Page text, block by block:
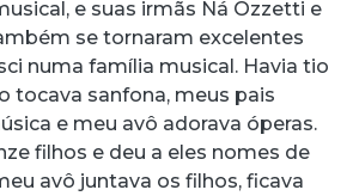
e suas irmãs Ná Ozzetti e
se tornaram excelentes
numa família musical. Havia tio
tocava sanfona, meus pais
e meu avô adorava óperas.
filhos e deu a eles nomes de
avô juntava os filhos, ficava